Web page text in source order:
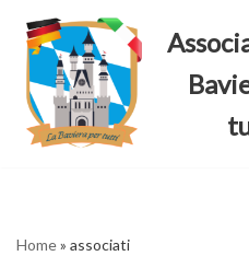
Vai
contenuto
Home» associati